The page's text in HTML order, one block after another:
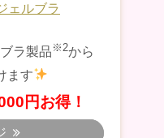
ラ製品 ※2から
ます
円お得！